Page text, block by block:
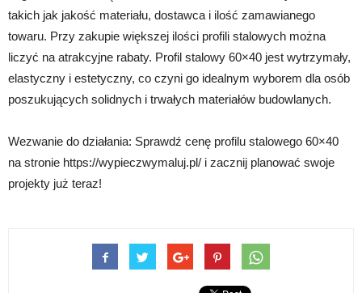
takich jak jakość materiału, dostawca i ilość zamawianego
towaru. Przy zakupie większej ilości profili stalowych można
liczyć na atrakcyjne rabaty. Profil stalowy 60×40 jest wytrzymały,
elastyczny i estetyczny, co czyni go idealnym wyborem dla osób
poszukujących solidnych i trwałych materiałów budowlanych.
Wezwanie do działania: Sprawdź cenę profilu stalowego 60×40
na stronie https://wypieczwymaluj.pl/ i zacznij planować swoje
projekty już teraz!